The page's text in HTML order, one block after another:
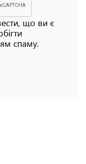
що ви є
спаму.